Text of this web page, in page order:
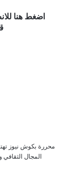
اضغط هنا
محررة بكوش نيوز
المجال